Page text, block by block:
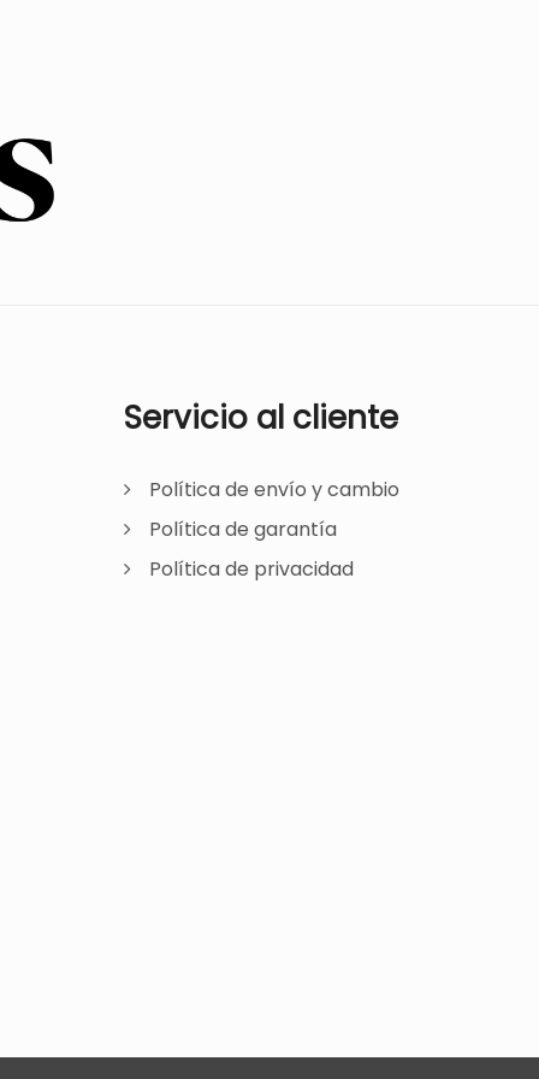
Servicio al cliente
Política de envío y cambio
Política de garantía
Política de privacidad